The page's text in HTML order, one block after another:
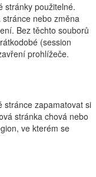
stránky použitelné.
nebo změna
Bez těchto souborů
(session
prohlížeče.
stránce zapamatovat si
stránka chová nebo
ve kterém se